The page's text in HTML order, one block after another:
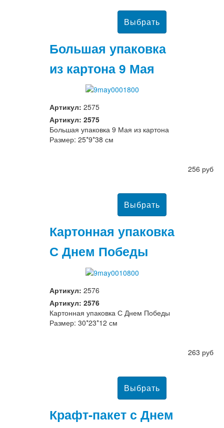
Большая упаковка
из картона 9 Мая
Артикул: 2575
Артикул: 2575
Большая упаковка 9 Мая из картона
Размер: 25*9*38 см
256 руб
Картонная упаковка
С Днем Победы
Артикул: 2576
Артикул: 2576
Картонная упаковка С Днем Победы
Размер: 30*23*12 см
263 руб
Крафт-пакет с Днем